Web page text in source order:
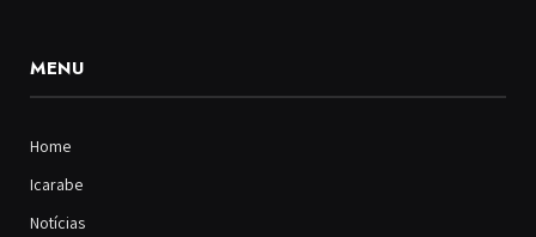
MENU
Home
Icarabe
Notícias